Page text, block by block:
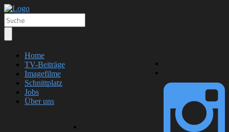
Home
TV-Beiträge
Imagefilme
Schnittplatz
Jobs
Über uns